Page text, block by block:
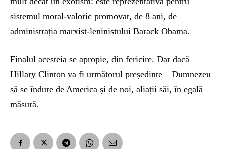
sistemul moral-valoric promovat, de 8 ani, de
administrația marxist-leninistului Barack Obama.
Finalul acesteia se apropie, din fericire. Dar dacă
Hillary Clinton va fi următorul președinte – Dumnezeu
să se îndure de America și de noi, aliații săi, în egală
măsură.